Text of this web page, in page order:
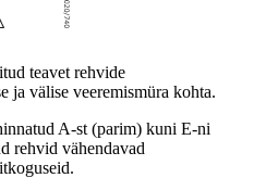
teavet rehvide
ja välise veeremismüra kohta.
A-st (parim) kuni E-ni
rehvid vähendavad